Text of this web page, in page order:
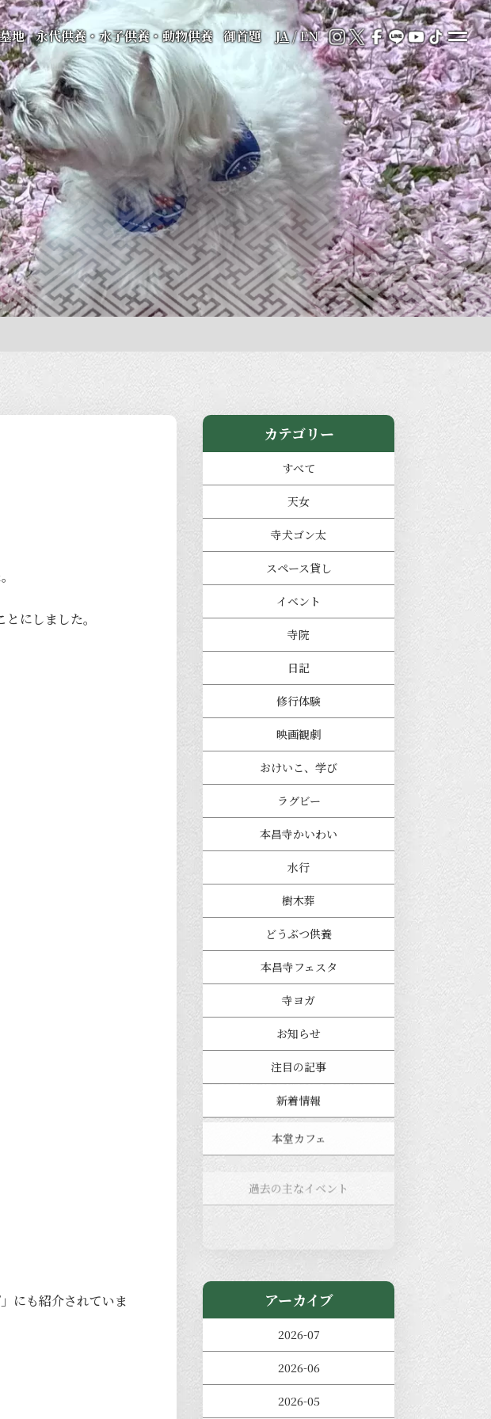
地 永代供養・水子供養・動物供養 御首題 JA/EN
にしました。
にも紹介されていま
カテゴリー
すべて
天女
寺犬ゴン太
スペース貸し
イベント
寺院
日記
修行体験
映画観劇
おけいこ、学び
ラグビー
本昌寺かいわい
水行
樹木葬
どうぶつ供養
本昌寺フェスタ
寺ヨガ
お知らせ
注目の記事
新着情報
本堂カフェ
過去の主なイベント
きのえねまるしぇ
アーカイブ
2026-07
2026-06
2026-05